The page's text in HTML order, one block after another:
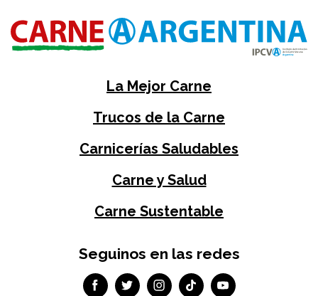
La Mejor Carne
Trucos de la Carne
Carnicerías Saludables
Carne y Salud
Carne Sustentable
Seguinos en las redes